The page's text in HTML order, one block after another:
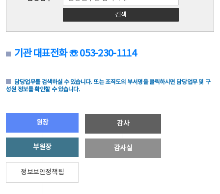
검색
기관 대표전화 ☏ 053-230-1114
담당업무를 검색하실 수 있습니다. 또는 조직도의 부서명을 클릭하시면 담당업무 및 구
성원 정보를 확인할 수 있습니다.
원장
부원장
정보보안정책팀
감사
감사실